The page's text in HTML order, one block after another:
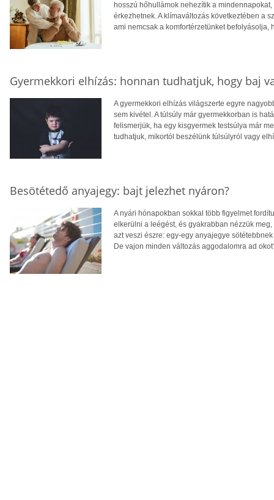
hosszú hőhullámok nehezítik a
érkezhetnek. A klímaváltozás következtében a
ami nemcsak a komfortérzetünket
Gyermekkori elhízás: honnan tudhatjuk, hogy baj
A gyermekkori elhízás világszerte egyre
sem kivétel. A túlsúly már gyermekkorban is
felismerjük, ha egy kisgyermek testsúlya már
tudhatjuk, mikortól beszélünk túlsúlyról vagy
Besötétedő anyajegy: bajt jelezhet nyáron?
A nyári hónapokban sokkal több figyelmet
elkerülni a leégést, és gyakrabban nézzük
azt veszi észre: egy-egy anyajegye
De vajon minden változás aggodalomra ad